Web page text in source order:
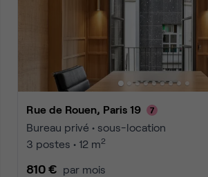
Rue de Rouen, Paris 19
Bureau privé • sous-location
3 postes • 12 m2
810 € par mois